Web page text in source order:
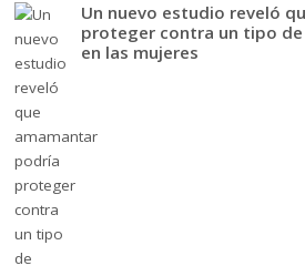
Un nuevo estudio reveló
proteger contra un tipo de
en las mujeres